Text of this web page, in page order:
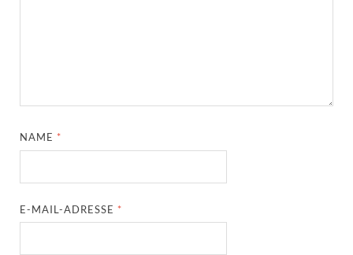
NAME *
E-MAIL-ADRESSE *